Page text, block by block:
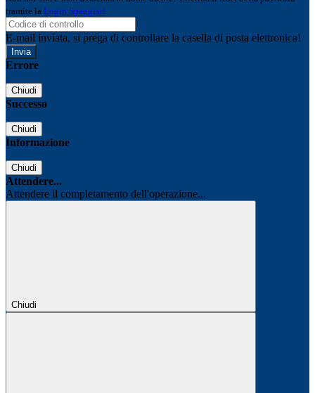
tramite la Login Spaggiari
E-mail inviata, si prega di controllare la casella di posta elettronica!
Errore
Chiudi
Successo
Chiudi
Informazione
Chiudi
Attendere...
Attendere il completamento dell'operazione...
Chiudi